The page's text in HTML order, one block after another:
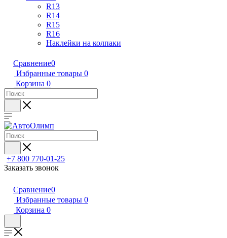
R13
R14
R15
R16
Наклейки на колпаки
Сравнение0
Избранные товары 0
Корзина 0
+7 800 770-01-25
Заказать звонок
Сравнение0
Избранные товары 0
Корзина 0